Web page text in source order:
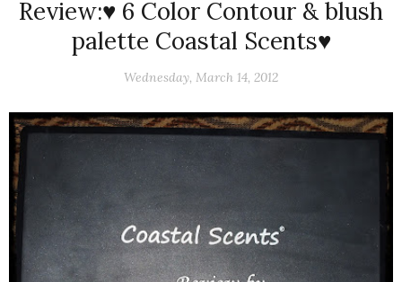
Review:♥ 6 Color Contour & blush
palette Coastal Scents♥
Wednesday, March 14, 2012